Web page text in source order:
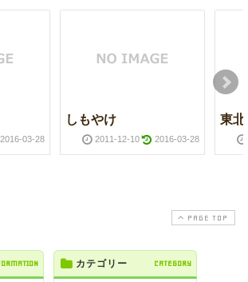
2016-03-28
しもやけ
2011-12-10 2016-03-28
東
PAGE TOP
カテゴリー CATEGORY